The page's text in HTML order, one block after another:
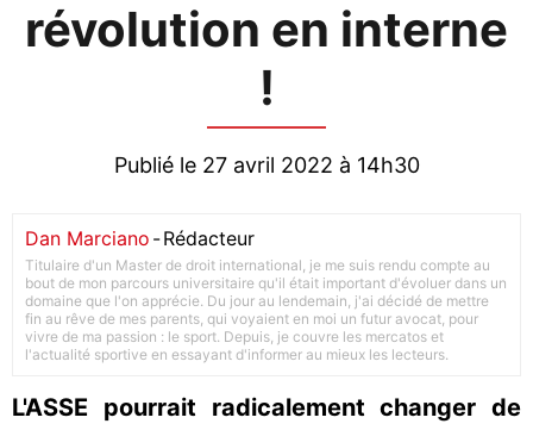
révolution en interne
!
Publié le 27 avril 2022 à 14h30
Dan Marciano -Rédacteur
Titulaire d'un Master de droit international, je me suis rendu compte au
bout de mon parcours universitaire qu'il était important d'évoluer dans un
domaine que l'on apprécie. Du jour au lendemain, j'ai décidé de mettre
fin au rêve de mes parents, qui voyaient en moi un futur avocat, pour
vivre de ma passion : le sport. Depuis, je couvre les mercatos et
l'actualité sportive en essayant d'informer au mieux les lecteurs.
L'ASSE pourrait radicalement changer de